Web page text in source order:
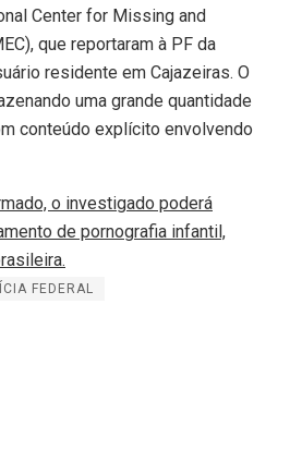
Center for Missing and
que reportaram à PF da
residente em Cajazeiras. O
uma grande quantidade
conteúdo explícito envolvendo
o investigado poderá
de pornografia infantil,
FEDERAL